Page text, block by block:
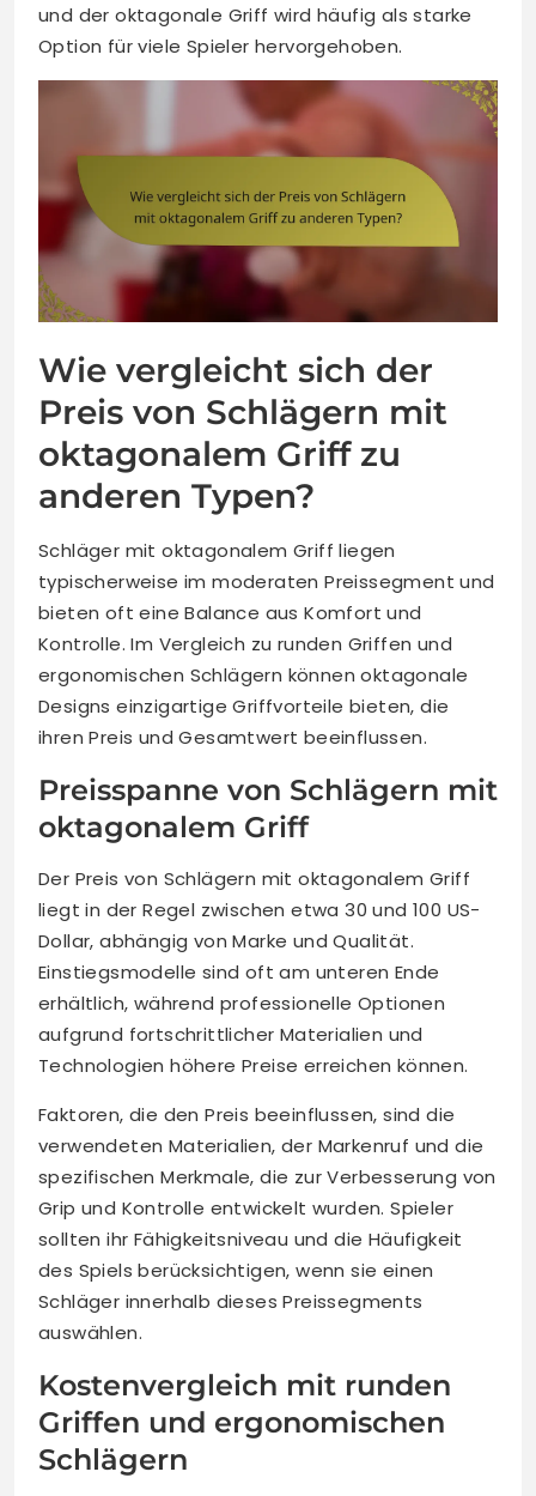
und der oktagonale Griff wird häufig als starke
Option für viele Spieler hervorgehoben.
Wie vergleicht sich der
Preis von Schlägern mit
oktagonalem Griff zu
anderen Typen?
Schläger mit oktagonalem Griff liegen
typischerweise im moderaten Preissegment und
bieten oft eine Balance aus Komfort und
Kontrolle. Im Vergleich zu runden Griffen und
ergonomischen Schlägern können oktagonale
Designs einzigartige Griffvorteile bieten, die
ihren Preis und Gesamtwert beeinflussen.
Preisspanne von Schlägern mit
oktagonalem Griff
Der Preis von Schlägern mit oktagonalem Griff
liegt in der Regel zwischen etwa 30 und 100 US-
Dollar, abhängig von Marke und Qualität.
Einstiegsmodelle sind oft am unteren Ende
erhältlich, während professionelle Optionen
aufgrund fortschrittlicher Materialien und
Technologien höhere Preise erreichen können.
Faktoren, die den Preis beeinflussen, sind die
verwendeten Materialien, der Markenruf und die
spezifischen Merkmale, die zur Verbesserung von
Grip und Kontrolle entwickelt wurden. Spieler
sollten ihr Fähigkeitsniveau und die Häufigkeit
des Spiels berücksichtigen, wenn sie einen
Schläger innerhalb dieses Preissegments
auswählen.
Kostenvergleich mit runden
Griffen und ergonomischen
Schlägern